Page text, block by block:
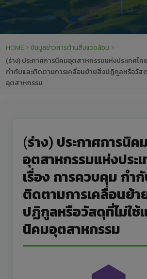
HOME > ข้อมูลข่าวสารด้านสิ่งแวดล้อม >
(ร่าง) ประกาศการนิคมอุตสาหกรรมแห่งประเทศไท
กำกับและติดตามการเคลื่อนย้ายสิ่งปฏิกูลหรือวัสดุ
อุตสาหกรรม
(ร่าง) ประกาศการนิค
อุตสาหกรรมแห่งประ
เรื่อง การควบคุม กำ
ติดตามการเคลื่อนย้า
ปฏิกูลหรือวัสดุที่ไม่ใช้
นิคมอุตสาหกรรม